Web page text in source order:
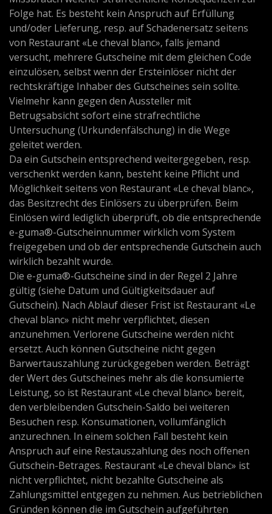
Folge hat. Es besteht kein Anspruch auf Erfüllung
und/oder Lieferung, resp. auf Schadenersatz seitens
von Restaurant «Le cheval blanc», falls jemand
versucht, mehrere Gutscheine mit dem gleichen Code
einzulösen, selbst wenn der Ersteinlöser nicht der
rechtskräftige Inhaber des Gutscheines sein sollte.
Vielmehr kann gegen den Aussteller mit
Betrugsabsicht sofort eine strafrechtliche
Untersuchung (Urkundenfälschung) in die Wege
geleitet werden.
Da ein Gutschein entsprechend weitergegeben, resp.
verschenkt werden kann, besteht keine Pflicht und
Möglichkeit seitens von Restaurant «Le cheval blanc»,
das Besitzrecht des Einlösers zu überprüfen. Beim
Einlösen wird lediglich überprüft, ob die entsprechende
e-guma®-Gutscheinnummer wirklich vom System
freigegeben und ob der entsprechende Gutschein auch
wirklich bezahlt wurde.
Die e-guma®-Gutscheine sind in der Regel 2 Jahre
gültig (siehe Datum und Gültigkeitsdauer auf
Gutschein). Nach Ablauf dieser Frist ist Restaurant «Le
cheval blanc» nicht mehr verpflichtet, diesen
anzunehmen. Verlorene Gutscheine werden nicht
ersetzt. Auch können Gutscheine nicht gegen
Barwertauszahlung zurückgegeben werden. Beträgt
der Wert des Gutscheines mehr als die konsumierte
Leistung, so ist Restaurant «Le cheval blanc» bereit,
den verbleibenden Gutschein-Saldo bei weiteren
Besuchen resp. Konsumationen, vollumfänglich
anzurechnen. In einem solchen Fall besteht kein
Anspruch auf eine Restauszahlung des noch offenen
Gutschein-Betrages. Restaurant «Le cheval blanc» ist
nicht verpflichtet, nicht bezahlte Gutscheine als
Zahlungsmittel entgegen zu nehmen. Aus betrieblichen
Gründen können die im Gutschein aufgeführten